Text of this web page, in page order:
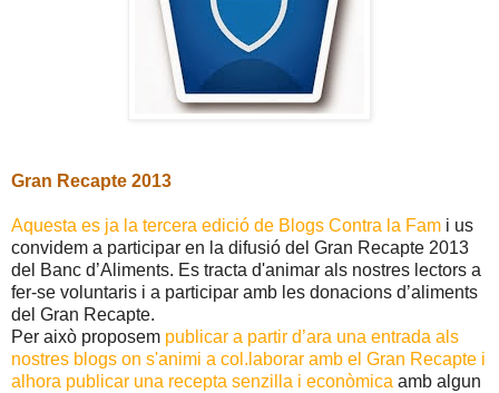
Gran Recapte 2013
Aquesta es ja la tercera edició de Blogs Contra la Fam i us
convidem a participar en la difusió del Gran Recapte 2013
del Banc d’Aliments. Es tracta d'animar als nostres lectors a
fer-se voluntaris i a participar amb les donacions d’aliments
del Gran Recapte.
Per això proposem publicar a partir d’ara una entrada als
nostres blogs on s'animi a col.laborar amb el Gran Recapte i
alhora publicar una recepta senzilla i econòmica amb algun